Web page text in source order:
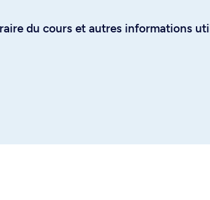
du cours et autres informations